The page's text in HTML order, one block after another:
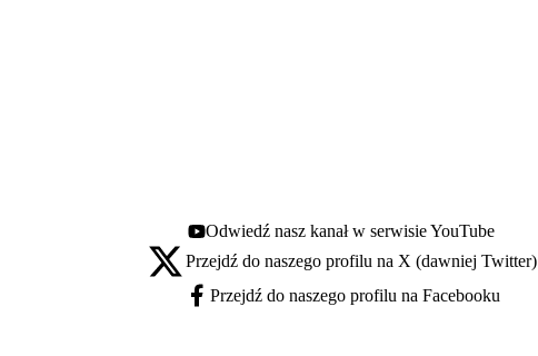
Youtube - otwiera się w nowej karcie
Odwiedź nasz kanał w serwisie YouTube
X - otwiera się w nowej karcie
Przejdź do naszego profilu na X (dawniej Twitter)
Facebook - otwiera się w nowej karcie
Przejdź do naszego profilu na Facebooku